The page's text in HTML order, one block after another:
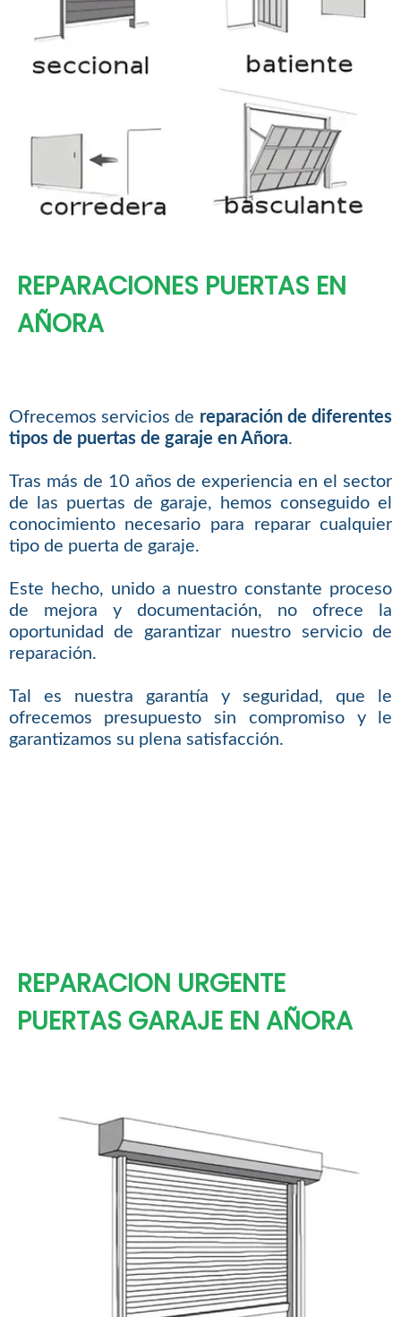
REPARACIONES PUERTAS EN
AÑORA
Ofrecemos servicios de reparación de diferentes
tipos de puertas de garaje en Añora.
Tras más de 10 años de experiencia en el sector
de las puertas de garaje, hemos conseguido el
conocimiento necesario para reparar cualquier
tipo de puerta de garaje.
Este hecho, unido a nuestro constante proceso
de mejora y documentación, no ofrece la
oportunidad de garantizar nuestro servicio de
reparación.
Tal es nuestra garantía y seguridad, que le
ofrecemos presupuesto sin compromiso y le
garantizamos su plena satisfacción.
REPARACION URGENTE
PUERTAS GARAJE EN AÑORA